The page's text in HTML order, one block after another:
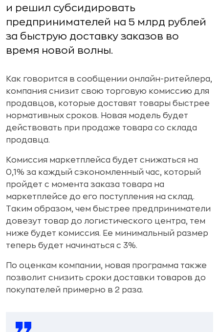
и решил субсидировать
предпринимателей на 5 млрд рублей
за быструю доставку заказов во
время новой волны.
Как говорится в сообщении онлайн-ритейлера,
компания снизит свою торговую комиссию для
продавцов, которые доставят товары быстрее
нормативных сроков. Новая модель будет
действовать при продаже товара со склада
продавца.
Комиссия маркетплейса будет снижаться на
0,1% за каждый сэкономленный час, который
пройдет с момента заказа товара на
маркетплейсе до его поступления на склад.
Таким образом, чем быстрее предприниматели
довезут товар до логистического центра, тем
ниже будет комиссия. Ее минимальный размер
теперь будет начинаться с 3%.
По оценкам компании, новая программа также
позволит снизить сроки доставки товаров до
покупателей примерно в 2 раза.